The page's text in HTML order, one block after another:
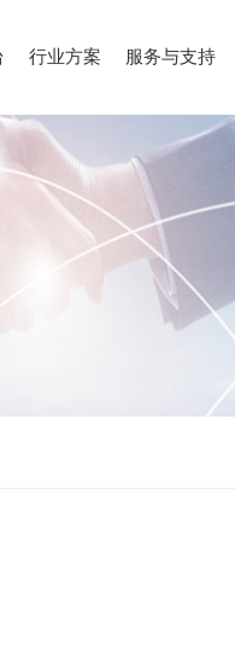
行业方案 服务与支持